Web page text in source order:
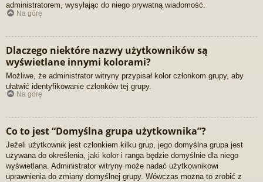
administratorem, wysyłając do niego prywatną wiadomość.
Na górę
Dlaczego niektóre nazwy użytkowników są
wyświetlane innymi kolorami?
Możliwe, że administrator witryny przypisał kolor członkom grupy, aby
ułatwić identyfikowanie członków tej grupy.
Na górę
Co to jest “Domyślna grupa użytkownika”?
Jeżeli użytkownik jest członkiem kilku grup, jego domyślna grupa jest
używana do określenia, jaki kolor i ranga będzie domyślnie dla niego
wyświetlana. Administrator witryny może nadać użytkownikowi
uprawnienia do zmiany domyślnej grupy. Wówczas można to zrobić z